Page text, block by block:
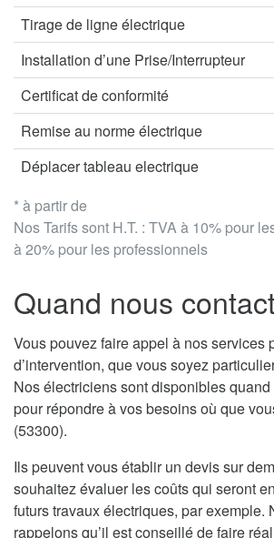
* à partir de
Nos Tarifs sont H.T. : TVA à 10% pour
à 20% pour les professionnels
Tirage de ligne électrique
Installation d’une Prise/Interrupteur
Certificat de conformité
Remise au norme électrique
Déplacer tableau electrique
Quand nous
Vous pouvez faire appel à nos services
d’intervention, que vous soyez
Nos électriciens sont disponibles
pour répondre à vos besoins où que
(53300).
Ils peuvent vous établir un devis sur
souhaitez évaluer les coûts qui seront
futurs travaux électriques, par exemple.
rappelons qu’il est conseillé de faire